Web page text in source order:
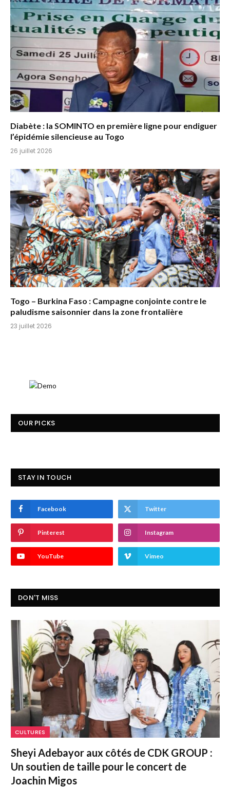
Diabète : la SOMINTO en première ligne pour endiguer
l’épidémie silencieuse au Togo
26 juillet 2026
Togo – Burkina Faso : Campagne conjointe contre le
paludisme saisonnier dans la zone frontalière
23 juillet 2026
OUR PICKS
STAY IN TOUCH
Facebook Twitter
Pinterest Instagram
YouTube Vimeo
DON'T MISS
CULTURES
Sheyi Adebayor aux côtés de CDK GROUP :
Un soutien de taille pour le concert de
Joachin Migos